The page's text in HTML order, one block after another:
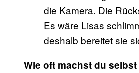
Es wäre Lisas
deshalb bereitet sie
Wie oft machst du